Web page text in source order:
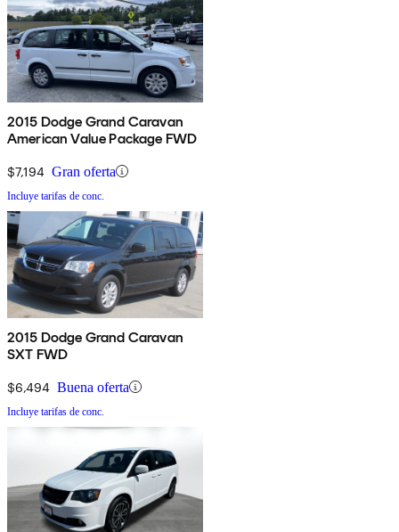
2015 Dodge Grand Caravan
American Value Package FWD
$7,194 Gran oferta
Incluye tarifas de conc.
2015 Dodge Grand Caravan
SXT FWD
$6,494 Buena oferta
Incluye tarifas de conc.